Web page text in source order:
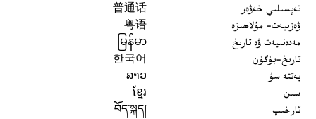
تەپسىلىي خەۋەر
ۋەزىيەت- مۇلاھىزە
مەدەنىيەت ۋە تارىخ
تارىخ-بۈگۈن
يەتتە سۇ
سىن
ئارخىپ
普通话
粤语
မြန်မာ
한국어
ລາວ
ខ្មែរ
བོད་སྐད།